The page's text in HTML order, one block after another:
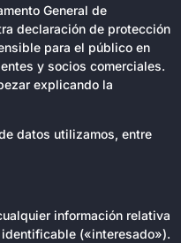
General de
declaración de protección
para el público en
y socios comerciales.
explicando la
datos utilizamos, entre
información relativa
(«interesado»).